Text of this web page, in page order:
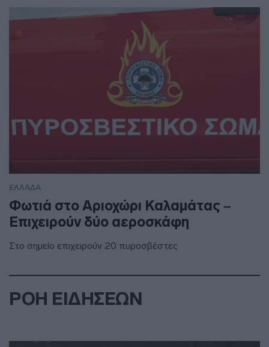
ΕΛΛΑΔΑ
Φωτιά στο Αριοχώρι Καλαμάτας –
Επιχειρούν δύο αεροσκάφη
Στο σημείο επιχειρούν 20 πυροσβέστες
ΡΟΗ ΕΙΔΗΣΕΩΝ